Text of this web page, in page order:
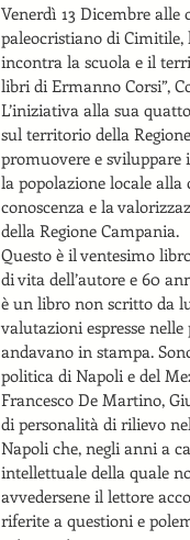
Venerdì 13 Dicembre alle
paleocristiano di Cimitile,
incontra la scuola e il
libri di Ermanno Corsi”,
L’iniziativa alla sua
sul territorio della
promuovere e
la popolazione locale
conoscenza e la
della Regione Campania.
Questo è il ventesimo
di vita dell’autore e 60
è un libro non scritto da
valutazioni espresse
andavano in stampa.
politica di Napoli e del
Francesco De Martino,
di personalità di rilievo
Napoli che, negli anni a
intellettuale della quale
avvedersene il lettore
riferite a questioni e